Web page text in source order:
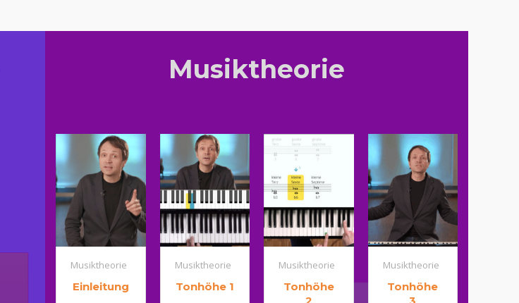
Musiktheorie
Musiktheorie
Einleitung
Musiktheorie
Tonhöhe 1
Musiktheorie
Tonhöhe
Musiktheorie
Tonhöhe